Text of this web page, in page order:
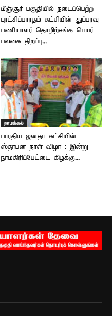
மீஞ்சூர் பகுதியில் நடைப்பெற்ற
புரட்சிப்பாரதம் கட்சியின் துப்பரவு
பணியாளர் தொழிற்சங்க பெயர்
பலகை திறப்பு...
நாமக்கல்
பாரதிய ஜனதா கட்சியின்
ஸ்தாபன நாள் விழா : இன்று
நாமகிரிப்பேட்டை கிழக்கு...